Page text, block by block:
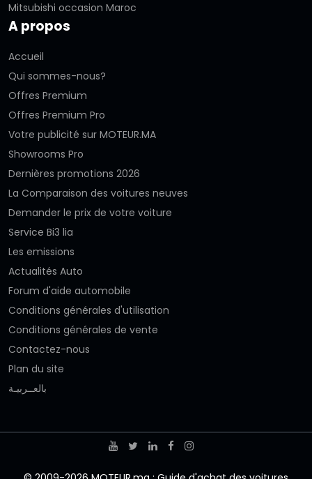
Mitsubishi occasion Maroc
A propos
Accueil
Qui sommes-nous?
Offres Premium
Offres Premium Pro
Votre publicité sur MOTEUR.MA
Showrooms Pro
Dernières promotions 2026
La Comparaison des voitures neuves
Demander le prix de votre voiture
Service Bi3 lia
Les emissions
Actualités Auto
Forum d'aide automobile
Conditions générales d'utilisation
Conditions générales de vente
Contactez-nous
Plan du site
بالعــربيـة